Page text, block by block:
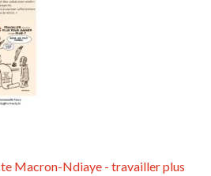
Macron-Ndiaye - travailler plus